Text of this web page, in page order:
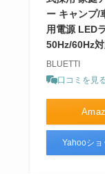
ー キャンプ/
用電源 LED
50Hz/60Hz
BLUETTI
口コミを見
Yahooショ